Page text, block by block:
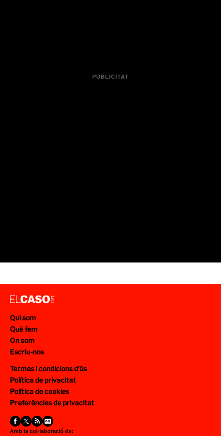
Qui som
Què fem
On som
Escriu-nos
Termes i condicions d’ús
Política de privacitat
Política de cookies
Preferències de privacitat
Amb la col·laboració de: